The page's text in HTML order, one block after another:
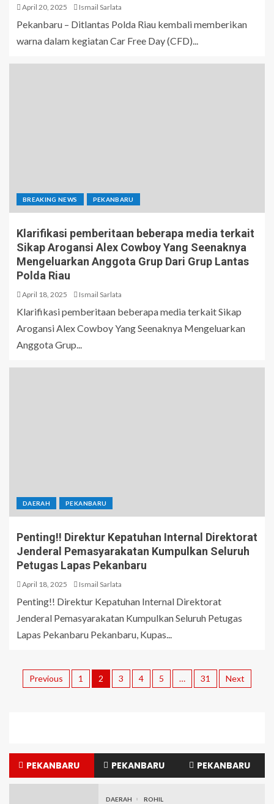
April 20, 2025 Ismail Sarlata
Pekanbaru – Ditlantas Polda Riau kembali memberikan
warna dalam kegiatan Car Free Day (CFD)...
BREAKING NEWS PEKANBARU
Klarifikasi pemberitaan beberapa media terkait
Sikap Arogansi Alex Cowboy Yang Seenaknya
Mengeluarkan Anggota Grup Dari Grup Lantas
Polda Riau
April 18, 2025 Ismail Sarlata
Klarifikasi pemberitaan beberapa media terkait Sikap
Arogansi Alex Cowboy Yang Seenaknya Mengeluarkan
Anggota Grup...
DAERAH PEKANBARU
Penting!! Direktur Kepatuhan Internal Direktorat
Jenderal Pemasyarakatan Kumpulkan Seluruh
Petugas Lapas Pekanbaru
April 18, 2025 Ismail Sarlata
Penting!! Direktur Kepatuhan Internal Direktorat
Jenderal Pemasyarakatan Kumpulkan Seluruh Petugas
Lapas Pekanbaru Pekanbaru, Kupas...
Previous 1 2 3 4 5 … 31 Next
PEKANBARU PEKANBARU PEKANBARU
DAERAH ROHIL